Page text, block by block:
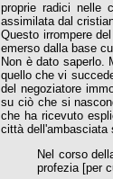
proprie radici nelle
assimilata dal
Questo irrompere
emerso dalla base
Non è dato saperlo.
quello che vi
del negoziatore
su ciò che si
che ha ricevuto
città
Nel corso
profezia [per